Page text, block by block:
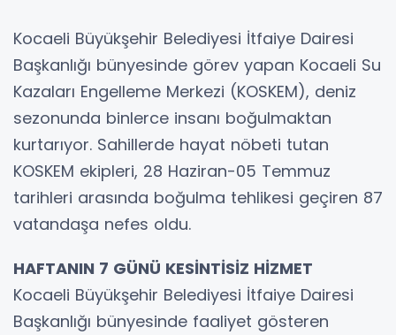
Kocaeli Büyükşehir Belediyesi İtfaiye Dairesi
Başkanlığı bünyesinde görev yapan Kocaeli Su
Kazaları Engelleme Merkezi (KOSKEM), deniz
sezonunda binlerce insanı boğulmaktan
kurtarıyor. Sahillerde hayat nöbeti tutan
KOSKEM ekipleri, 28 Haziran-05 Temmuz
tarihleri arasında boğulma tehlikesi geçiren 87
vatandaşa nefes oldu.
HAFTANIN 7 GÜNÜ KESİNTİSİZ HİZMET
Kocaeli Büyükşehir Belediyesi İtfaiye Dairesi
Başkanlığı bünyesinde faaliyet gösteren